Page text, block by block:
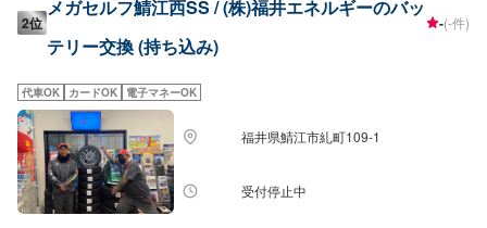
2位
メガセルフ鯖江西SS / (株)福井エネルギーのバッ
テリー交換 (持ち込み)
-(-件)
代車OK カードOK 電子マネーOK
福井県鯖江市糺町109-1
受付停止中